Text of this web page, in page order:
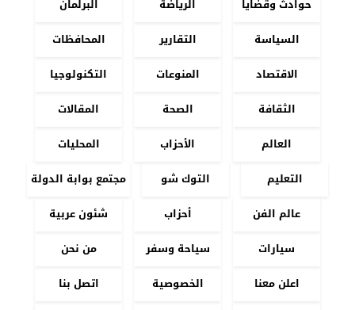
حوادث وقضايا
الرياضة
البرلمان
السياسة
التقارير
المحافظات
الاقتصاد
المنوعات
التكنولوجيا
الثقافة
الصحة
المقالات
العالم
الأحزاب
المحليات
التعليم
التوك شو
مجتمع بوابة الدولة
عالم الفن
أحزاب
شئون عربية
سيارات
سياحة وسفر
من نحن
اعلن معنا
الخصوصية
اتصل بنا